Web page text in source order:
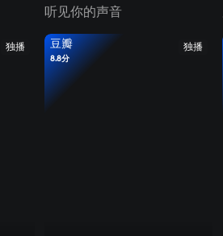
听见你的声音
独播 独播
豆瓣
8.8分